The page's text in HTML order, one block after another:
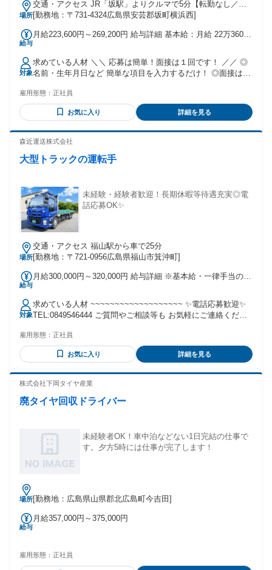
場所
交通・アクセス JR「坂駅」よりクルマで5分【転勤なし／
車・バイク通勤OK】
[勤務地：〒731-4324広島県安芸郡坂町横浜西]
給与
月給223,600円～269,200円 給与詳細 基本給：月給 22万3600
で支払われる通勤・皆勤・家族手当金額：なし 全員に一律で
支払われるその他手当金額：なし ★大型免許保有者は前職給
与を 考慮させていただきます。 【手当】 通勤手当（上限2万
3000円） ▼その他手厚い手当がたくさん！！ 皆勤手当 達成
対象
求めている人材 ＼＼ 応募は簡単！面接は１回です！ ／／ ◎
名前・生年月日など 簡単な項目を入力するだけ！ ◎面接は１
歓迎！】 ＼大型運転免許保有者優遇！／ ・20～60代活躍中！
・人柄重視の採用です★ ・90％以上の方が未経験入社です！
過去には、建設業以外に物流業界など 異業種から入社された
雇用形態： 正社員
お気に入り 詳細を見る
森近運送株式会社
大型トラックの運転手
未経験・経験者歓迎！長期休暇等待遇充実◎電
話応募OK✨
場所
交通・アクセス 福山駅から車で25分
[勤務地：〒721-0956広島県福山市箕沖町]
給与
月給300,000円～320,000円 給与詳細 ※基本給・一律手当の総
手当】 全員に一律で支払われる通勤・皆勤・家族手当金額：
あり 1ヶ月あたり1万円 全員に一律で支払われるその他手当金
額：なし
対象
求めている人材 ~~~~~~~~~~~~~~~~~~~ ✨電話応募歓迎✨
TEL:0849546444 ご質問やご相談等も お気軽にご連絡くださ
◇玉掛け免許
雇用形態： 正社員
お気に入り 詳細を見る
株式会社下岡タイヤ産業
廃タイヤ回収ドライバー
未経験者OK！車中泊などない1日完結の仕事で
す。夕方5時には仕事が完了します！
場所[勤務地：広島県山県郡北広島町今吉田]
給与
月給357,000円～375,000円
雇用形態： 正社員